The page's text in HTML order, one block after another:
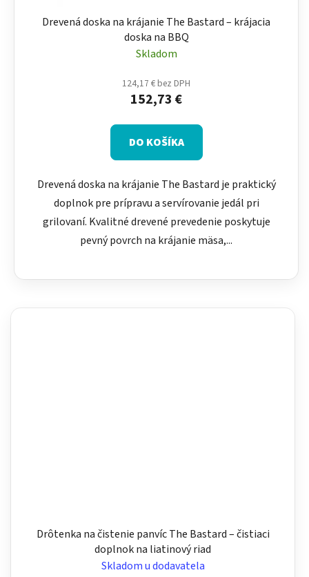
Drevená doska na krájanie The Bastard – krájacia
doska na BBQ
Skladom
124,17 € bez DPH
152,73 €
DO KOŠÍKA
Drevená doska na krájanie The Bastard je praktický
doplnok pre prípravu a servírovanie jedál pri
grilovaní. Kvalitné drevené prevedenie poskytuje
pevný povrch na krájanie mäsa,...
Drôtenka na čistenie panvíc The Bastard – čistiaci
doplnok na liatinový riad
Skladom u dodavatela